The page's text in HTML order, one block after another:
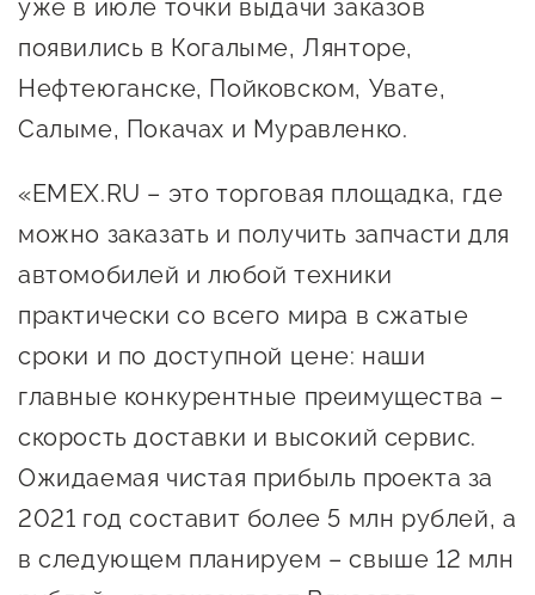
Центр информационно-
консультационного
сопровождения
О центре
Онлайн-витрина
Истории успеха
Центр образовательных
предпринимательства
О центре
предпринимателей
Проекты
Поддержка центра
Истории успеха
Центр инноваций
социальной сферы
О центре
Поддержка центра
Календарь
мероприятий для
предпринимателей
Истории успеха
поддержки
О центре
Проекты
Центр инновационно-
технологического и
креативного
предпринимательства
уже в июле точки выдачи заказов
появились в Когалыме, Лянторе,
Нефтеюганске, Пойковском, Увате,
Салыме, Покачах и Муравленко.
«EMEX.RU – это торговая площадка, где
можно заказать и получить запчасти для
автомобилей и любой техники
практически со всего мира в сжатые
сроки и по доступной цене: наши
главные конкурентные преимущества –
скорость доставки и высокий сервис.
Ожидаемая чистая прибыль проекта за
2021 год составит более 5 млн рублей, а
в следующем планируем – свыше 12 млн